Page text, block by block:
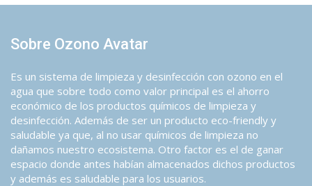
Sobre Ozono Avatar
Es un sistema de limpieza y desinfección con ozono en el
agua que sobre todo como valor principal es el ahorro
económico de los productos químicos de limpieza y
desinfección. Además de ser un producto eco-friendly y
saludable ya que, al no usar químicos de limpieza no
dañamos nuestro ecosistema. Otro factor es el de ganar
espacio donde antes habían almacenados dichos productos
y además es saludable para los usuarios.